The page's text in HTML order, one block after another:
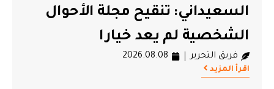
السعيداني: تنقيح مجلة الأحوال
الشخصية لم يعد خيارا
فريق التحرير 2026.08.08
اقرأ المزيد